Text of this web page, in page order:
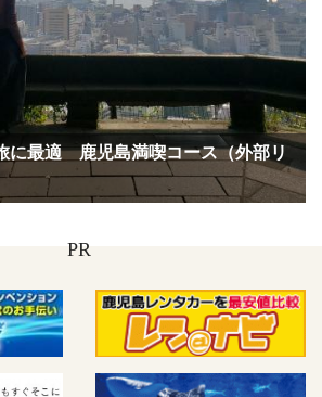
に最適 鹿児島満喫コース（外部リ
PR